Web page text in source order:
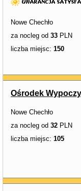
Nowe Chechło
za nocleg od 33 PLN
liczba miejsc: 150
Ośrodek
Nowe Chechło
za nocleg od 32 PLN
liczba miejsc: 105